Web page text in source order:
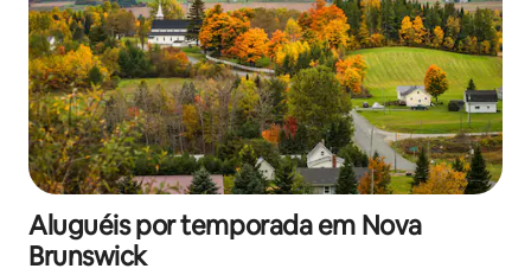
Aluguéis por temporada em Nova
Brunswick